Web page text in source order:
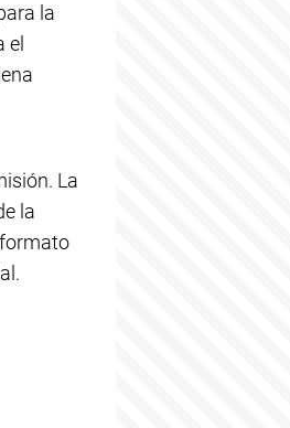
la
el
La
la